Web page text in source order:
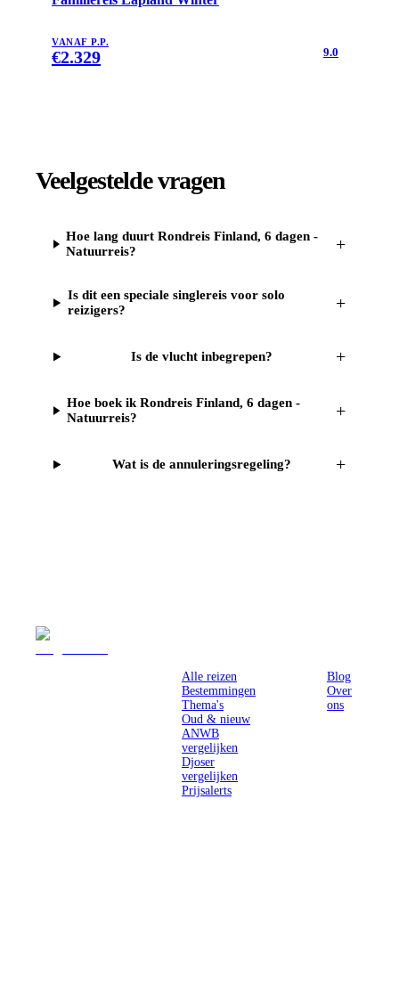
VANAF P.P.
€2.329 9.0
Veelgestelde vragen
Hoe lang duurt Rondreis Finland, 6 dagen -
Natuurreis?
+
Is dit een speciale singlereis voor solo
reizigers?
+
Is de vlucht inbegrepen? +
Hoe boek ik Rondreis Finland, 6 dagen -
Natuurreis?
+
Wat is de annuleringsregeling? +
Alle reizen
Bestemmingen
Thema's
Oud & nieuw
ANWB
vergelijken
Djoser
vergelijken
Prijsalerts
Blog
Over
ons